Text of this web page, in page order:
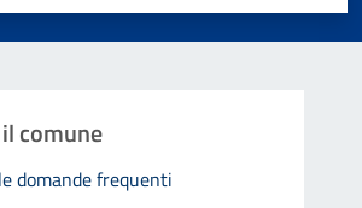
comune
domande frequenti